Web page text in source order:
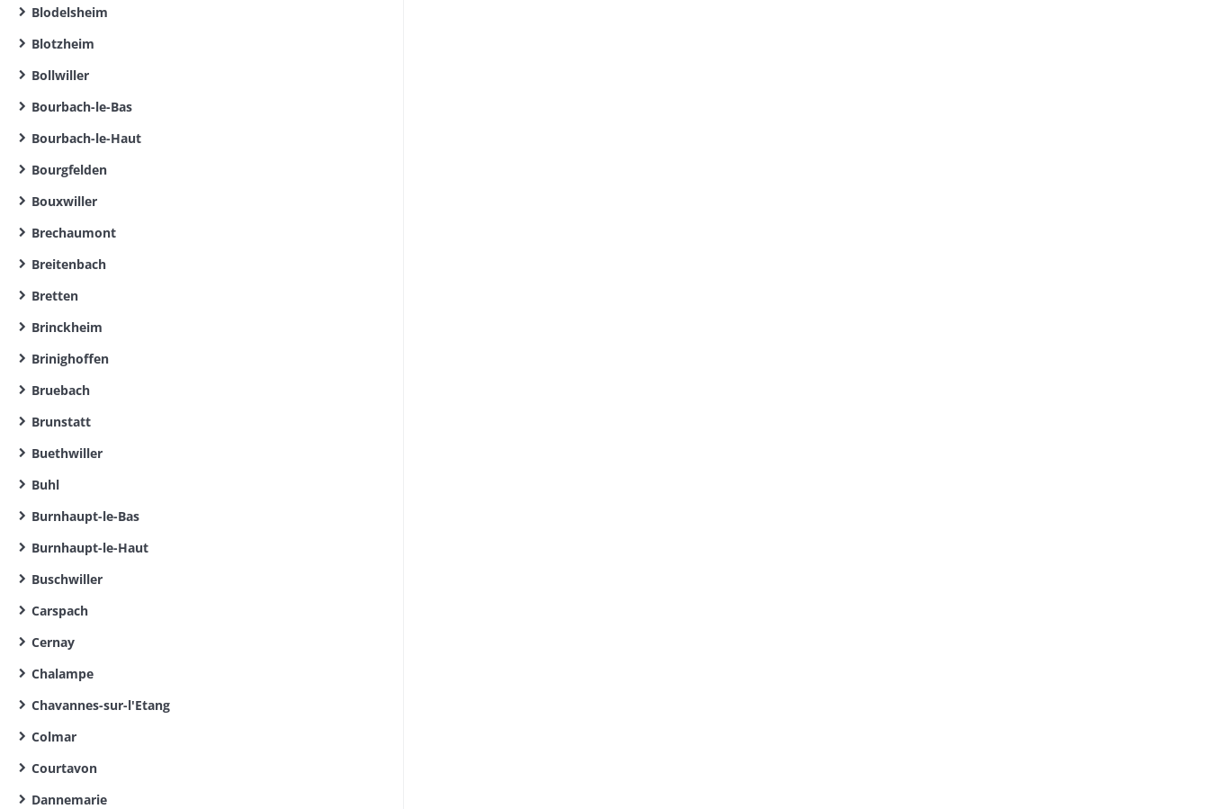
Blodelsheim
Blotzheim
Bollwiller
Bourbach-le-Bas
Bourbach-le-Haut
Bourgfelden
Bouxwiller
Brechaumont
Breitenbach
Bretten
Brinckheim
Brinighoffen
Bruebach
Brunstatt
Buethwiller
Buhl
Burnhaupt-le-Bas
Burnhaupt-le-Haut
Buschwiller
Carspach
Cernay
Chalampe
Chavannes-sur-l'Etang
Colmar
Courtavon
Dannemarie